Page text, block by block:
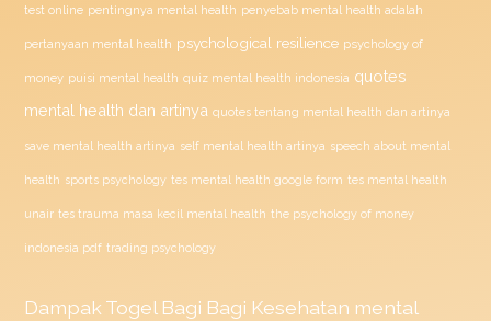
test online pentingnya mental health penyebab mental health adalah
pertanyaan mental health psychological resilience psychology of
money puisi mental health quiz mental health indonesia quotes
mental health dan artinya quotes tentang mental health dan artinya
save mental health artinya self mental health artinya speech about mental
health sports psychology tes mental health google form tes mental health
unair tes trauma masa kecil mental health the psychology of money
indonesia pdf trading psychology
DampakTogelBagi Bagi Kesehatan mental